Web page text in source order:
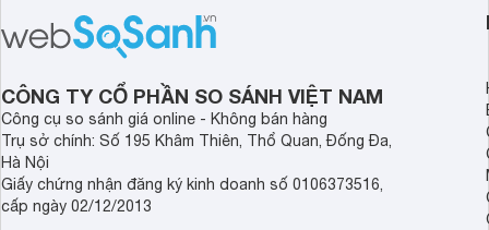
năng ổn định, bền bỉ cùng mức giá dễ
tiếp cận, dưới đây là những mẫu
MacBook đáng cân nhắc dành cho
tân sinh viên.
huy thế mạnh từ
thiết kế thời thượng
CÔNG TY CỔ PHẦN SO SÁNH VIỆT NAM
Công cụ so sánh giá online - Không bán hàng
Trụ sở chính: Số 195 Khâm Thiên, Thổ Quan, Đống Đa,
Hà Nội
Giấy chứng nhận đăng ký kinh doanh số 0106373516,
cấp ngày 02/12/2013